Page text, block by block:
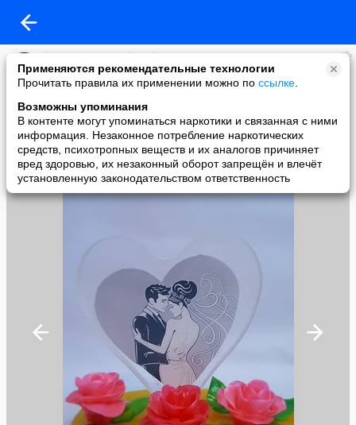
Применяются рекомендательные технологии
Прочитать правила их применении можно по ссылке
Возможны упоминания
В контенте могут упоминаться наркотики и связанная с ними
информация. Незаконное потребление наркотических
средств, психотропных веществ и их аналогов причиняет
вред здоровью, их незаконный оборот запрещён и влечёт
установленную законодательством ответственность
ТОО Success Trade Ltd
added a photo
30 Jul в 12:08